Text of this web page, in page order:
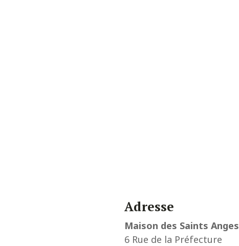
Adresse
Maison des Saints Anges
6 Rue de la Préfecture